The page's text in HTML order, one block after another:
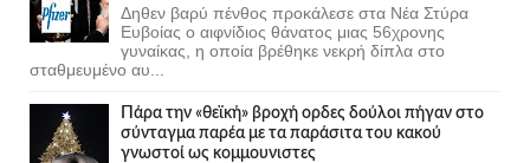
Δηθεν βαρύ πένθος προκάλεσε στα Νέα Στύρα
Ευβοίας ο αιφνίδιος θάνατος μιας 56χρονης
γυναίκας, η οποία βρέθηκε νεκρή δίπλα στο
σταθμευμένο αυ...
Πάρα την «θεϊκή» βροχή ορδες δούλοι πήγαν στο
σύνταγμα παρέα με τα παράσιτα του κακού
γνωστοί ως κομμουνιστες